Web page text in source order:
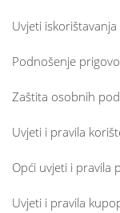
Uvjeti
Podnošenje
Zaštita osobnih
Uvjeti i pravila
Opći uvjeti i pravila
Uvjeti i pravila